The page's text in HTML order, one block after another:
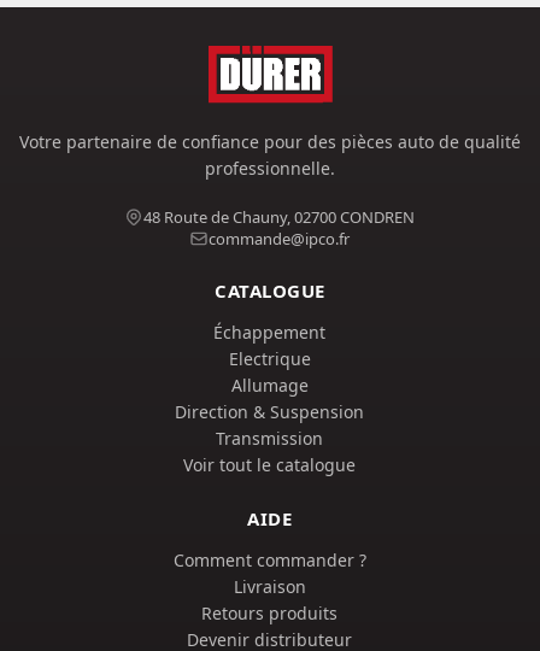
Votre partenaire de confiance pour des pièces auto de qualité
professionnelle.
48 Route de Chauny, 02700 CONDREN
commande@ipco.fr
CATALOGUE
Échappement
Electrique
Allumage
Direction & Suspension
Transmission
Voir tout le catalogue
AIDE
Comment commander ?
Livraison
Retours produits
Devenir distributeur